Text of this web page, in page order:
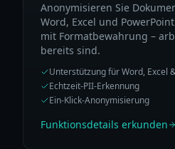
Anonymisieren Sie
Word, Excel und
mit Formatbewahrung –
bereits sind.
Unterstützung für Word, Excel
Echtzeit-PII-Erkennung
Ein-Klick-Anonymisierung
Funktionsdetails erkunden